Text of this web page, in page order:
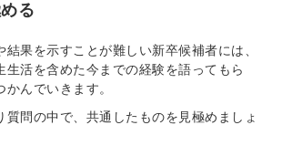
る
果を示すことが難しい新卒候補者には、
生活を含めた今までの経験を語ってもら
んでいきます。
質問の中で、共通したものを見極めましょ